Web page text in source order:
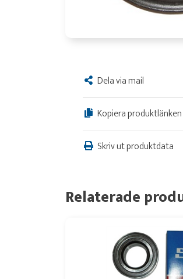
Dela via mail
Kopiera produktlänken
Skriv ut produktdata
Relaterade